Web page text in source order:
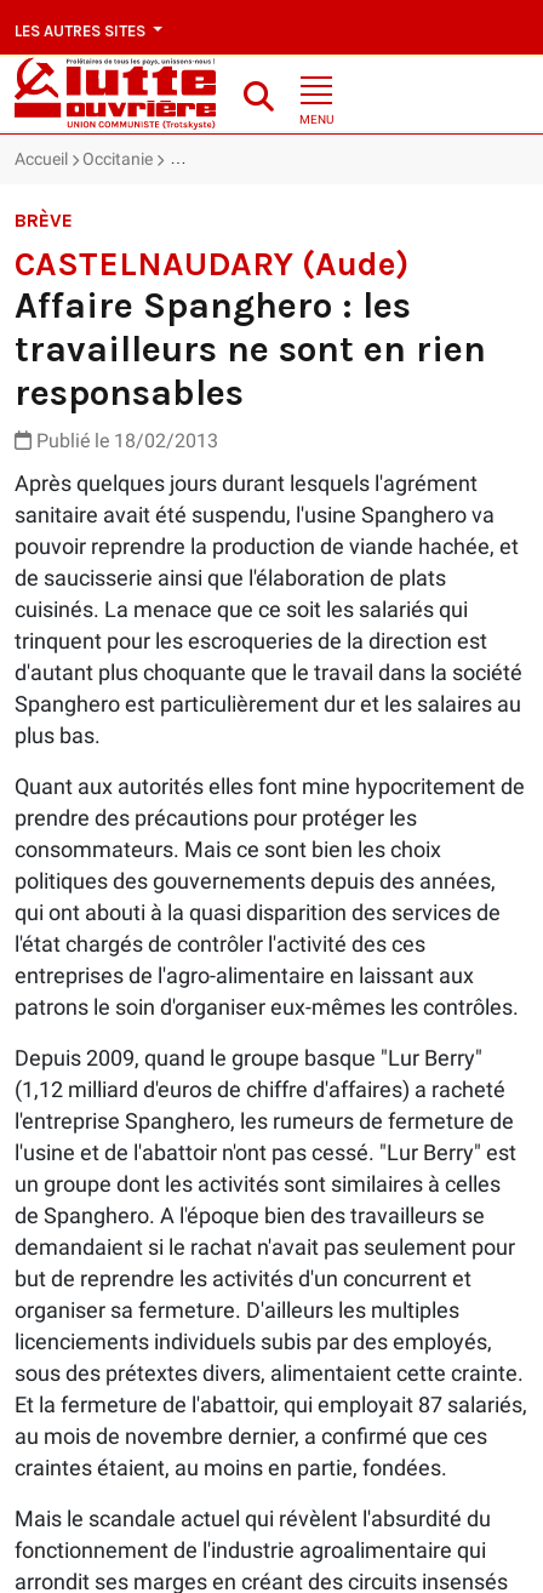
LES AUTRES SITES
MENU
Accueil Occitanie CASTELNAUDARY (Aude) : Affaire Spanghero :
BRÈVE
CASTELNAUDARY (Aude)
Affaire Spanghero : les
travailleurs ne sont en rien
responsables
Publié le 18/02/2013
Après quelques jours durant lesquels l'agrément
sanitaire avait été suspendu, l'usine Spanghero va
pouvoir reprendre la production de viande hachée, et
de saucisserie ainsi que l'élaboration de plats
cuisinés. La menace que ce soit les salariés qui
trinquent pour les escroqueries de la direction est
d'autant plus choquante que le travail dans la société
Spanghero est particulièrement dur et les salaires au
plus bas.
Quant aux autorités elles font mine hypocritement de
prendre des précautions pour protéger les
consommateurs. Mais ce sont bien les choix
politiques des gouvernements depuis des années,
qui ont abouti à la quasi disparition des services de
l'état chargés de contrôler l'activité des ces
entreprises de l'agro-alimentaire en laissant aux
patrons le soin d'organiser eux-mêmes les contrôles.
Depuis 2009, quand le groupe basque "Lur Berry"
(1,12 milliard d'euros de chiffre d'affaires) a racheté
l'entreprise Spanghero, les rumeurs de fermeture de
l'usine et de l'abattoir n'ont pas cessé. "Lur Berry" est
un groupe dont les activités sont similaires à celles
de Spanghero. A l'époque bien des travailleurs se
demandaient si le rachat n'avait pas seulement pour
but de reprendre les activités d'un concurrent et
organiser sa fermeture. D'ailleurs les multiples
licenciements individuels subis par des employés,
sous des prétextes divers, alimentaient cette crainte.
Et la fermeture de l'abattoir, qui employait 87 salariés,
au mois de novembre dernier, a confirmé que ces
craintes étaient, au moins en partie, fondées.
Mais le scandale actuel qui révèlent l'absurdité du
fonctionnement de l'industrie agroalimentaire qui
arrondit ses marges en créant des circuits insensés